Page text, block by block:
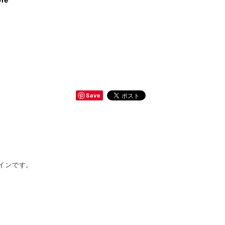
Save
です。